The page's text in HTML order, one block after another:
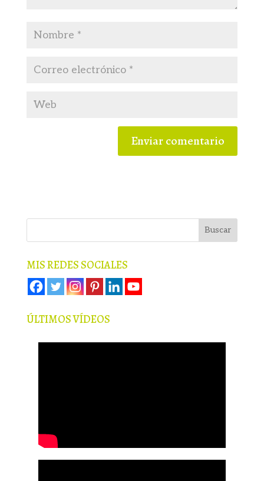
MIS REDES SOCIALES
ÚLTIMOS VÍDEOS